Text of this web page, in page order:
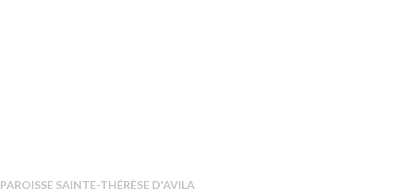
PAROISSE SAINTE-THÉRÈSE D'AVILA